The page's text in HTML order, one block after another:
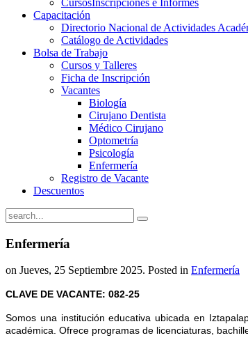
CursosInscripciones e Informes
Capacitación
Directorio Nacional de Actividades
Catálogo de Actividades
Bolsa de Trabajo
Cursos y Talleres
Ficha de Inscripción
Vacantes
Biología
Cirujano Dentista
Médico Cirujano
Optometría
Psicología
Enfermería
Registro de Vacante
Descuentos
Enfermería
on Jueves, 25 Septiembre 2025. Posted in Enfermería
CLAVE DE VACANTE: 082-25
Somos una institución educativa ubicada en
académica. Ofrece programas de licenciaturas,